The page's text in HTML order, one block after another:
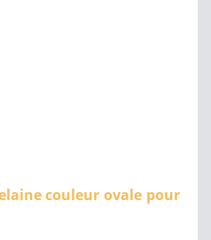
couleur ovale pour